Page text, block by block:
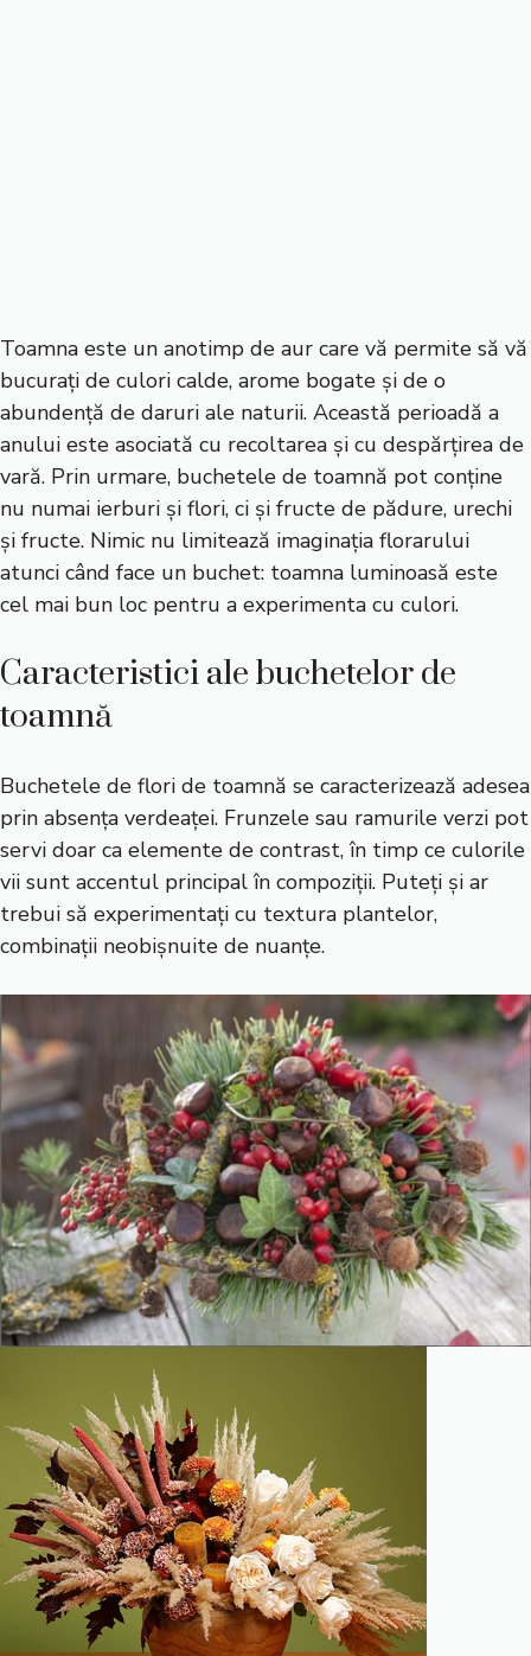
Toamna este un anotimp de aur care vă permite să vă
bucurați de culori calde, arome bogate și de o
abundență de daruri ale naturii. Această perioadă a
anului este asociată cu recoltarea și cu despărțirea de
vară. Prin urmare, buchetele de toamnă pot conține
nu numai ierburi și flori, ci și fructe de pădure, urechi
și fructe. Nimic nu limitează imaginația florarului
atunci când face un buchet: toamna luminoasă este
cel mai bun loc pentru a experimenta cu culori.
Caracteristici ale buchetelor de
toamnă
Buchetele de flori de toamnă se caracterizează adesea
prin absența verdeaței. Frunzele sau ramurile verzi pot
servi doar ca elemente de contrast, în timp ce culorile
vii sunt accentul principal în compoziții. Puteți și ar
trebui să experimentați cu textura plantelor,
combinații neobișnuite de nuanțe.